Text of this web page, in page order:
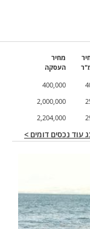
מחיר
העסקה
400,000
2,000,000
2,204,000
עוד נכסים דומים >